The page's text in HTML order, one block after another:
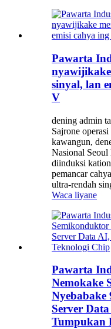
Pawarta
sinyal, lan
V
dening admin
Sajrone
kawangun,
Nasional Seoul
diinduksi
pemancar
ultra-rendah
Waca liyane
Pawarta
Nemokake
Nyebabake
Server
Tumpukan